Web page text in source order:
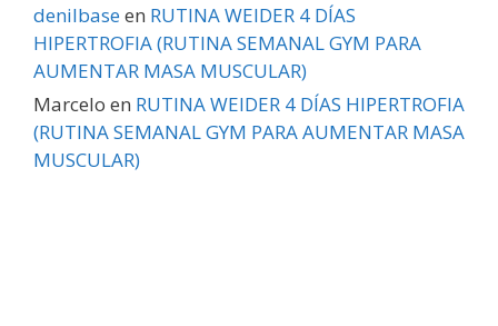
denilbaseen RUTINA WEIDER 4 DÍAS
HIPERTROFIA (RUTINA SEMANAL GYM PARA
AUMENTAR MASA MUSCULAR)
Marcelo en RUTINA WEIDER 4 DÍAS HIPERTROFIA
(RUTINA SEMANAL GYM PARA AUMENTAR MASA
MUSCULAR)